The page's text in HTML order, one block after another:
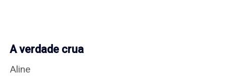
A verdade crua
Aline